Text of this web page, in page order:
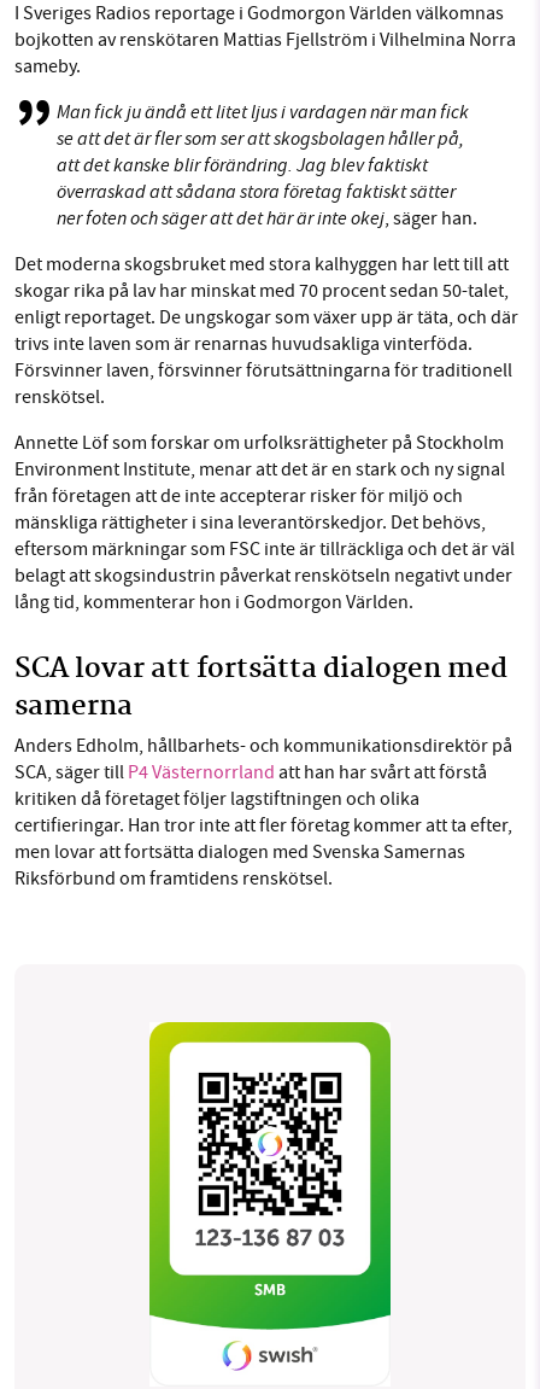
I Sveriges Radios reportage i Godmorgon Världen välkomnas
bojkotten av renskötaren Mattias Fjellström i Vilhelmina Norra
sameby.
Man fick ju ändå ett litet ljus i vardagen när man fick
se att det är fler som ser att skogsbolagen håller på,
att det kanske blir förändring. Jag blev faktiskt
överraskad att sådana stora företag faktiskt sätter
ner foten och säger att det här är inte okej, säger han.
Det moderna skogsbruket med stora kalhyggen har lett till att
skogar rika på lav har minskat med 70 procent sedan 50-talet,
enligt reportaget. De ungskogar som växer upp är täta, och där
trivs inte laven som är renarnas huvudsakliga vinterföda.
Försvinner laven, försvinner förutsättningarna för traditionell
renskötsel.
Annette Löf som forskar om urfolksrättigheter på Stockholm
Environment Institute, menar att det är en stark och ny signal
från företagen att de inte accepterar risker för miljö och
mänskliga rättigheter i sina leverantörskedjor. Det behövs,
eftersom märkningar som FSC inte är tillräckliga och det är väl
belagt att skogsindustrin påverkat renskötseln negativt under
lång tid, kommenterar hon i Godmorgon Världen.
SCA lovar att fortsätta dialogen med
samerna
Anders Edholm, hållbarhets- och kommunikationsdirektör på
SCA, säger till P4 Västernorrland att han har svårt att förstå
kritiken då företaget följer lagstiftningen och olika
certifieringar. Han tror inte att fler företag kommer att ta efter,
men lovar att fortsätta dialogen med Svenska Samernas
Riksförbund om framtidens renskötsel.